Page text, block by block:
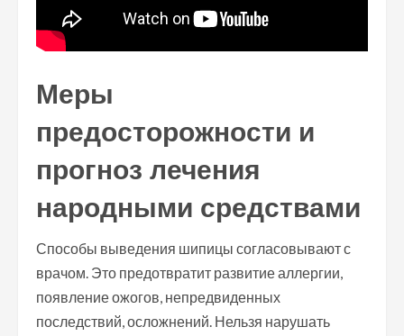
Меры
предосторожности и
прогноз лечения
народными средствами
Способы выведения шипицы согласовывают с
врачом. Это предотвратит развитие аллергии,
появление ожогов, непредвиденных
последствий, осложнений. Нельзя нарушать